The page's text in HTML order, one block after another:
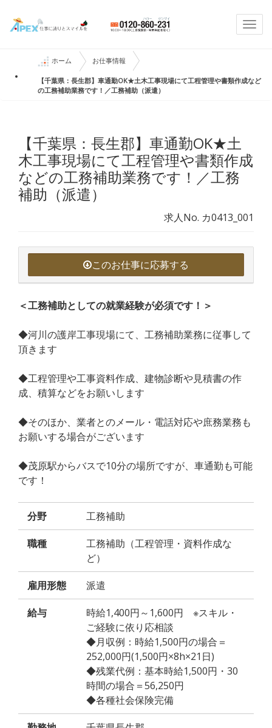
ホーム お仕事情報
【千葉県：長生郡】車通勤OK★土木工事現場にて工程管理や書類作成など
の工務補助業務です！／工務補助（派遣）
【千葉県：長生郡】車通勤OK★土
木工事現場にて工程管理や書類作成
などの工務補助業務です！／工務
補助（派遣）
求人No. カ0413_001
このお仕事に応募する
＜工務補助としての就業経験が必須です！＞
◆河川の護岸工事現場にて、工務補助業務に従事して
頂きます
◆工程管理や工事資料作成、建物診断や見積書の作
成、積算などをお願いします
◆そのほか、業者とのメール・電話対応や庶務業務も
お願いする場合がございます
◆茂原駅からバスで10分の場所ですが、車通勤も可能
です！
分野 工務補助
職種
工務補助（工程管理・資料作成な
ど）
雇用形態 派遣
給与
時給1,400円～1,600円 ※スキル・
ご経験に依り応相談
◆月収例：時給1,500円の場合＝
252,000円(1,500円×8h×21日)
◆残業代例：基本時給1,500円・30
時間の場合＝56,250円
◆各種社会保険完備